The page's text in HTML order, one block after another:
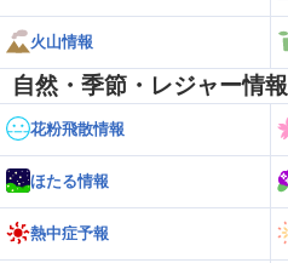
火山情報
自然・季節・レジャー情報
花粉飛散情報
ほたる情報
熱中症予報